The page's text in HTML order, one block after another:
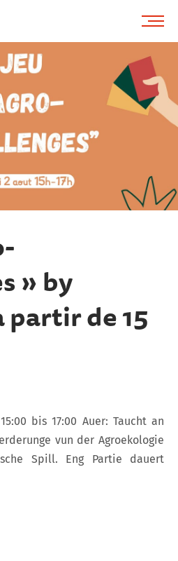
logo, gemeng
» by
partir de 15
bis 17:00 Auer: Taucht an
vun der Agroekologie
Spill. Eng Partie dauert